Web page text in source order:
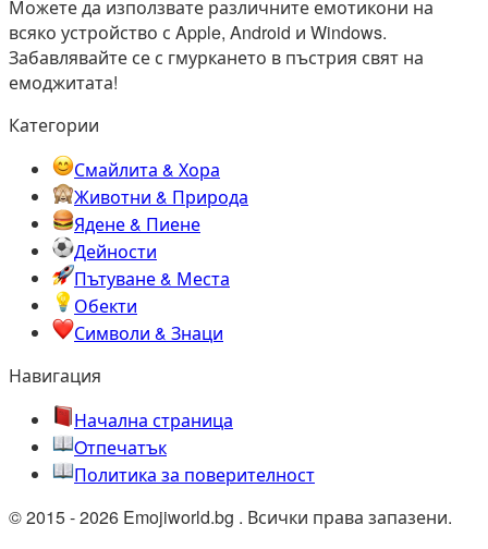
Можете да използвате различните емотикони на
всяко устройство с Apple, Android и Windows.
Забавлявайте се с гмуркането в пъстрия свят на
емоджитата!
Категории
Смайлита & Хора
Животни & Природа
Ядене & Пиене
Дейности
Пътуване & Места
Обекти
Символи & Знаци
Навигация
Начална страница
Oтпечатък
Политика за поверителност
© 2015 - 2026 Emojiworld.bg . Всички права запазени.